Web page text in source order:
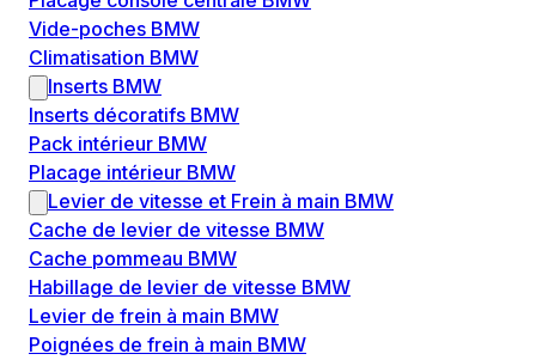
Vide-poches BMW
Climatisation BMW
Inserts BMW
Inserts décoratifs BMW
Pack intérieur BMW
Placage intérieur BMW
Levier de vitesse et Frein à main BMW
Cache de levier de vitesse BMW
Cache pommeau BMW
Habillage de levier de vitesse BMW
Levier de frein à main BMW
Poignées de frein à main BMW